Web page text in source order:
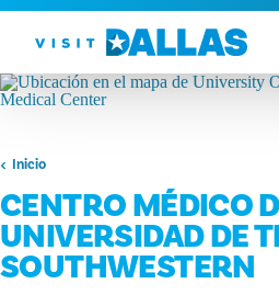
Ir al contenido
Inicio
CENTRO MÉDICO
UNIVERSIDAD DE
SOUTHWESTERN